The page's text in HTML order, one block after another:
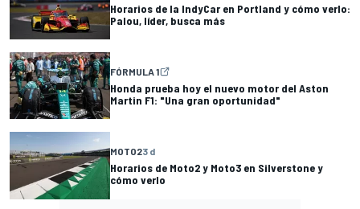
Horarios de la IndyCar en Portland y cómo verlo:
Palou, líder, busca más
FÓRMULA 1
Honda prueba hoy el nuevo motor del Aston
Martin F1: "Una gran oportunidad"
MOTO23 d
Horarios de Moto2 y Moto3 en Silverstone y
cómo verlo